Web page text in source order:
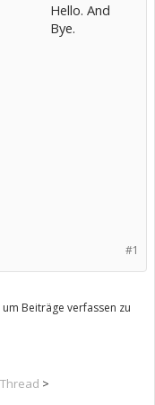
Hello. And
Bye.
#1
Beiträge verfassen zu
>